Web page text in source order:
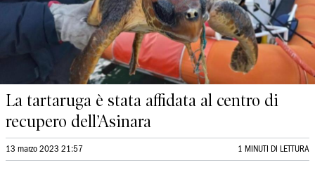
La tartaruga è stata affidata al centro di
recupero dell’Asinara
13 marzo 2023 21:57 1 MINUTI DI LETTURA